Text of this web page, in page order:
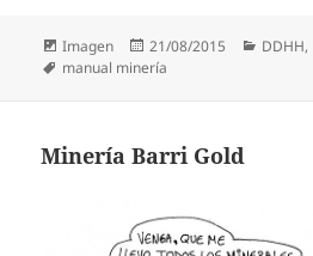
Formato
Imagen
Publicado
el
21/08/2015 DDHH,
Etiquetas
manual minería
Minería Barri Gold